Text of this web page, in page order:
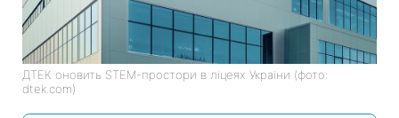
ДТЕК оновить STEM-простори в ліцеях України (фото:
dtek.com)